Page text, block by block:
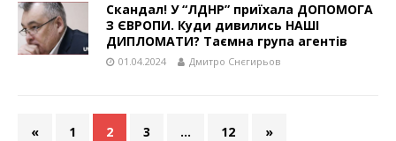
Скандал! У “ЛДНР” приїхала ДОПОМОГА
З ЄВРОПИ. Куди дивились НАШІ
ДИПЛОМАТИ? Таємна група агентів
01.04.2024 Дмитро Снєгирьов
« 1 2 3 … 12 »